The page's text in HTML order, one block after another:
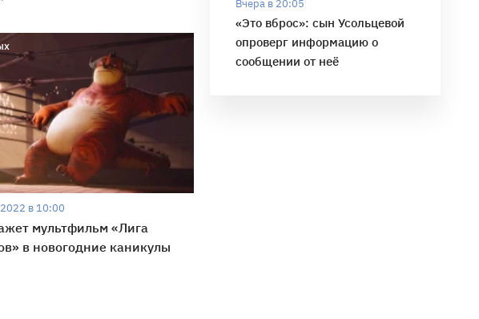
в 10:00
мультфильм «Лига
в новогодние каникулы
Вчера в 20:05
«Это вброс»: сын Усольцевой
опроверг информацию о
сообщении от неё